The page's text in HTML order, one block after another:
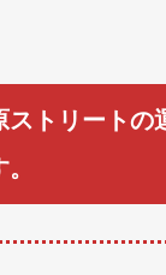
ストリートの